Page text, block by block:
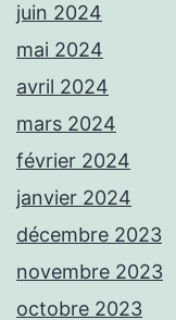
juin 2024
mai 2024
avril 2024
mars 2024
février 2024
janvier 2024
décembre 2023
novembre 2023
octobre 2023